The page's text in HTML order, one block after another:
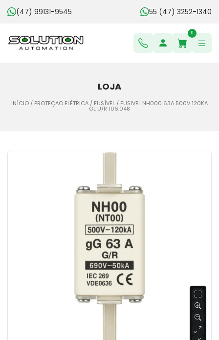
(47) 99131-9545 55 (47) 3252-1340
0
LOJA
INÍCIO / PROTEÇÃO ELÉTRICA / FUSÍVEL / FUSIVEL NH000 63A 500V 120KA
GL U/R 106.048